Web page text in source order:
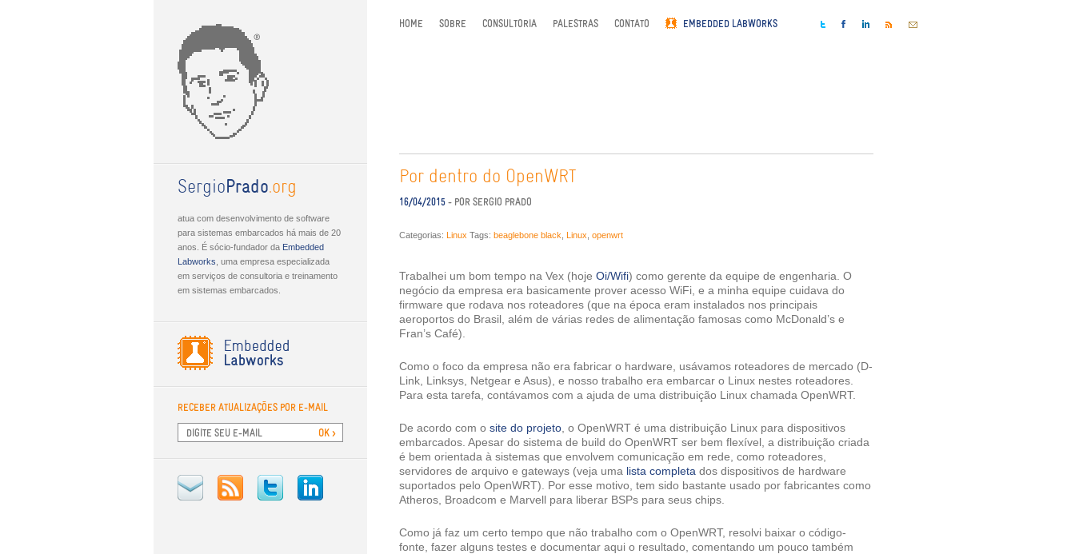
SergioPrado.org
atua com desenvolvimento de software
para sistemas embarcados há mais de 20
anos. É sócio-fundador da Embed­ded
Lab­works , uma empresa especializada
em serviços de consultoria e treinamento
em sistemas embarcados.
RECEBER ATUALIZAÇÕES POR E-MAIL
HOME SOBRE CONSULTORIA PALESTRAS CONTATO EMBEDDED LABWORKS
Por dentro do OpenWRT
16/04/2015 - POR SERGIO PRADO
Categorias: Linux Tags: beaglebone black Linux openwrt
Trabalhei um bom tempo na Vex (hoje Oi/Wifi) como gerente da equipe de engenharia. O
negócio da empresa era basicamente prover acesso WiFi, e a minha equipe cuidava do
firmware que rodava nos roteadores (que na época eram instalados nos principais
aeroportos do Brasil, além de várias redes de alimentação famosas como McDonald’s e
Fran’s Café).
Como o foco da empresa não era fabricar o hardware, usávamos roteadores de mercado (D-
Link, Linksys, Netgear e Asus), e nosso trabalho era embarcar o Linux nestes roteadores.
Para esta tarefa, contávamos com a ajuda de uma distribuição Linux chamada OpenWRT.
De acordo com o site do projeto , o OpenWRT é uma distribuição Linux para dispositivos
embarcados. Apesar do sistema de build do OpenWRT ser bem flexível, a distribuição criada
é bem orientada à sistemas que envolvem comunicação em rede, como roteadores,
servidores de arquivo e gateways (veja uma lista completa dos dispositivos de hardware
suportados pelo OpenWRT). Por esse motivo, tem sido bastante usado por fabricantes como
Atheros, Broadcom e Marvell para liberar BSPs para seus chips.
Como já faz um certo tempo que não trabalho com o OpenWRT, resolvi baixar o código-
fonte, fazer alguns testes e documentar aqui o resultado, comentando um pouco também